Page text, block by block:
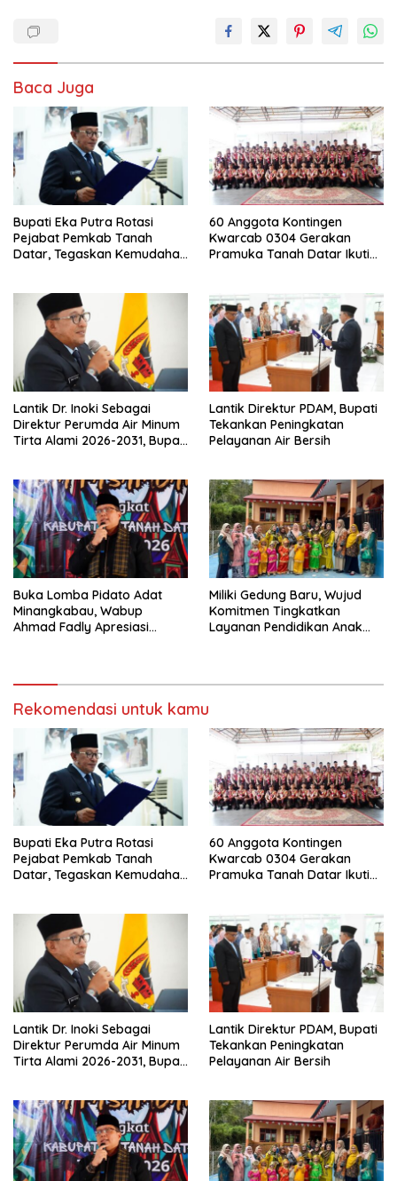
Baca Juga
Bupati Eka Putra Rotasi
Pejabat Pemkab Tanah
Datar, Tegaskan Kemudahan
60 Anggota Kontingen
Kwarcab 0304 Gerakan
Pramuka Tanah Datar Ikuti
Lantik Dr. Inoki Sebagai
Direktur Perumda Air Minum
Tirta Alami 2026-2031, Bupati
Fakta Integritas Berdasarkan
Visi dan Misi
Lantik Direktur PDAM, Bupati
Tekankan Peningkatan
Pelayanan Air Bersih
Buka Lomba Pidato Adat
Minangkabau, Wabup
Ahmad Fadly Apresiasi
Miliki Gedung Baru, Wujud
Komitmen Tingkatkan
Layanan Pendidikan Anak
Rekomendasi untuk kamu
Bupati Eka Putra Rotasi
Pejabat Pemkab Tanah
Datar, Tegaskan Kemudahan
60 Anggota Kontingen
Kwarcab 0304 Gerakan
Pramuka Tanah Datar Ikuti
Lantik Dr. Inoki Sebagai
Direktur Perumda Air Minum
Tirta Alami 2026-2031, Bupati
Fakta Integritas Berdasarkan
Visi dan Misi
Lantik Direktur PDAM, Bupati
Tekankan Peningkatan
Pelayanan Air Bersih